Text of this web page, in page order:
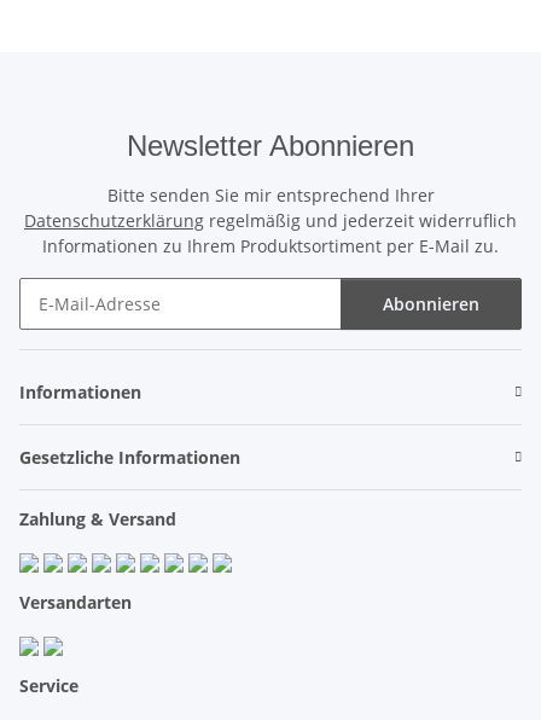
Newsletter Abonnieren
Bitte senden Sie mir entsprechend Ihrer
Datenschutzerklärung regelmäßig und jederzeit widerruflich
Informationen zu Ihrem Produktsortiment per E-Mail zu.
Abonnieren
Informationen
Gesetzliche Informationen
Zahlung & Versand
Versandarten
Service